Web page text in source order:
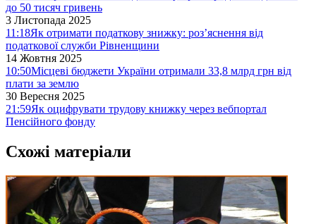
до 50 тисяч гривень
3 Листопада 2025
11:18Як отримати податкову знижку: роз’яснення від
податкової служби Рівненщини
14 Жовтня 2025
10:50Місцеві бюджети України отримали 33,8 млрд грн від
плати за землю
30 Вересня 2025
21:59Як оцифрувати трудову книжку через вебпортал
Пенсійного фонду
Схожі матеріали